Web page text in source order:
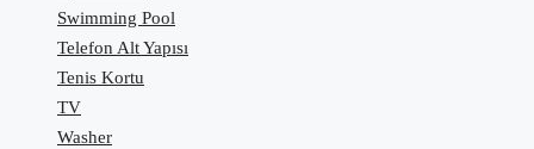
Swimming Pool
Telefon Alt Yapısı
Tenis Kortu
TV
Washer